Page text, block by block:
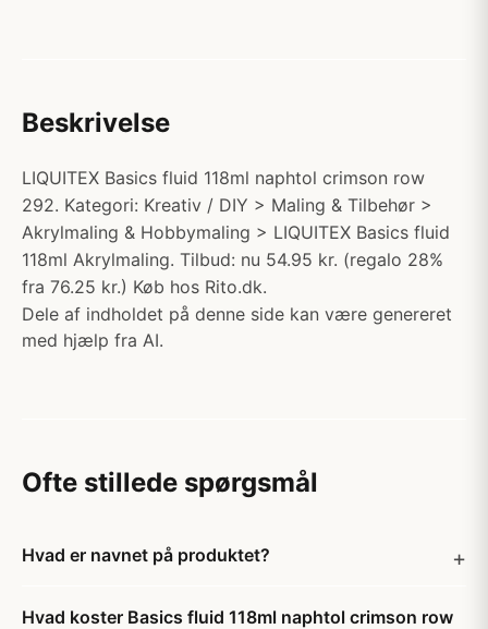
Beskrivelse
LIQUITEX Basics fluid 118ml naphtol crimson row
292. Kategori: Kreativ / DIY > Maling & Tilbehør >
Akrylmaling & Hobbymaling > LIQUITEX Basics fluid
118ml Akrylmaling. Tilbud: nu 54.95 kr. (regalo 28%
fra 76.25 kr.) Køb hos Rito.dk.
Dele af indholdet på denne side kan være genereret
med hjælp fra AI.
Ofte stillede spørgsmål
Hvad er navnet på produktet?
Hvad koster Basics fluid 118ml naphtol crimson row